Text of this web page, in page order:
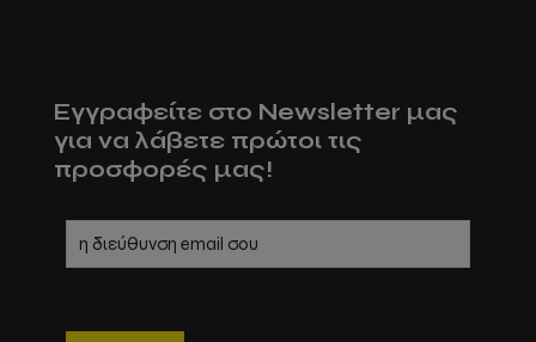
Εγγραφείτε στο Newsletter μας
για να λάβετε πρώτοι τις
προσφορές μας!